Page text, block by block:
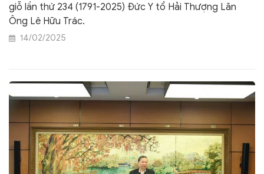
giỗ lần thứ 234 (1791-2025) Đức Y tổ Hải Thượng Lãn
Ông Lê Hữu Trác.
14/02/2025